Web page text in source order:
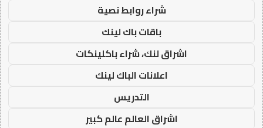
شراء روابط نصية
باقات باك لينك
اشراق لنك، شراء باكلينكات
اعلانات الباك لينك
التدريس
اشراق العالم عالم كبير